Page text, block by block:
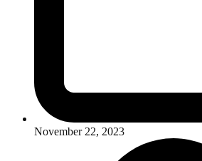
November 22, 2023